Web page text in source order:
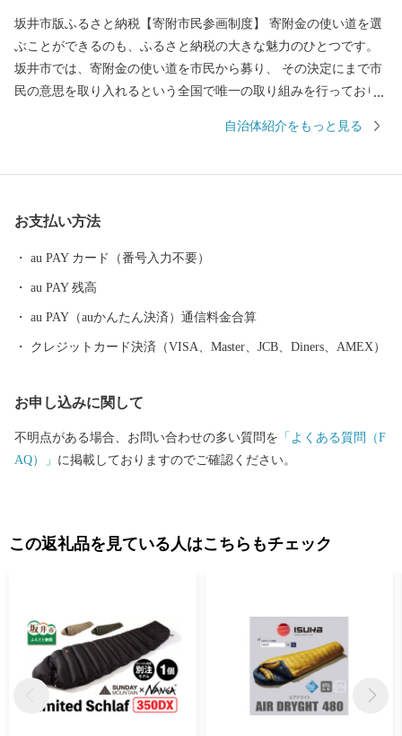
坂井市版ふるさと納税【寄附市民参画制度】 寄附金の使い道を選
ぶことができるのも、ふるさと納税の大きな魅力のひとつです。
坂井市では、寄附金の使い道を市民から募り、 その決定にまで市
民の意思を取り入れるという全国で唯一の取り組みを行っており
ふるさと”です！(同市丸岡町はコシヒカリ開発者 石墨博士の故郷
織による織マークは国内シェアの80％を占めております。 また、
景勝地「東尋坊」に代表される海岸線や現存十二天守として知ら
れる「丸岡城」などを有することでも有名です。 心から笑顔にな
ただいた個人情報は、坂井市が責任をもって管理し、関係法令で
せていただき、その手段として、電子メールの配信やパンフレッ
ご連絡ください。
自治体紹介をもっと見る
お支払い方法
au PAY カード（番号入力不要）
au PAY 残高
au PAY（auかんたん決済）通信料金合算
クレジットカード決済（VISA、Master、JCB、Diners、AMEX）
お申し込みに関して
不明点がある場合、お問い合わせの多い質問を 「よくある質問（F
AQ）」 に掲載しておりますのでご確認ください。
この返礼品を見ている人はこちらもチェック